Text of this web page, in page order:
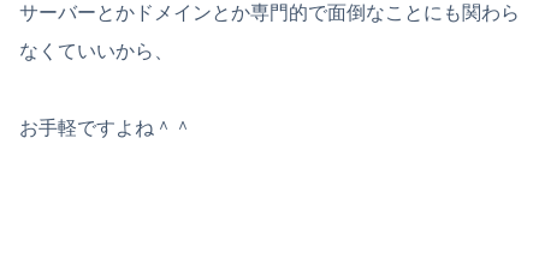
サーバーとかドメインとか専門的で面倒なことにも関わら
なくていいから、
お手軽ですよね＾＾